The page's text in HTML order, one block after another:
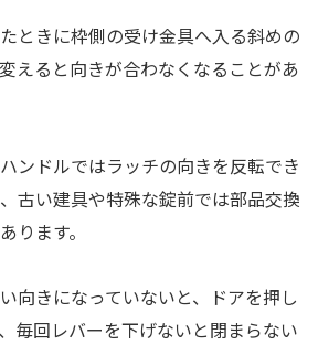
ときに枠側の受け金具へ入る斜めの
えると向きが合わなくなることがあ
ンドルではラッチの向きを反転でき
古い建具や特殊な錠前では部品交換
ります。
向きになっていないと、ドアを押し
毎回レバーを下げないと閉まらない